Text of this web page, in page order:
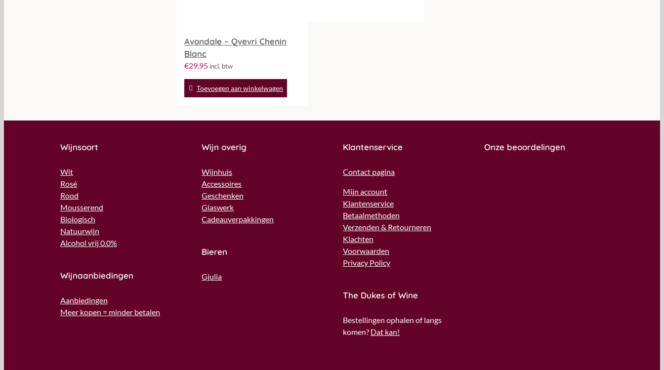
Avondale – Qvevri Chenin
Blanc
€29,95 incl. btw
Toevoegen aan winkelwagen
Wijnsoort
Wit
Rosé
Rood
Mousserend
Biologisch
Natuurwijn
Alcohol vrij 0.0%
Wijnaanbiedingen
Aanbiedingen
Meer kopen = minder betalen
Wijn overig
Wijnhuis
Accessoires
Geschenken
Glaswerk
Cadeauverpakkingen
Bieren
Gjulia
Klantenservice
Contact pagina
Mijn account
Klantenservice
Betaalmethoden
Verzenden & Retourneren
Klachten
Voorwaarden
Privacy Policy
The Dukes of Wine
Bestellingen ophalen of langs
komen? Dat kan!
Onze beoordelingen